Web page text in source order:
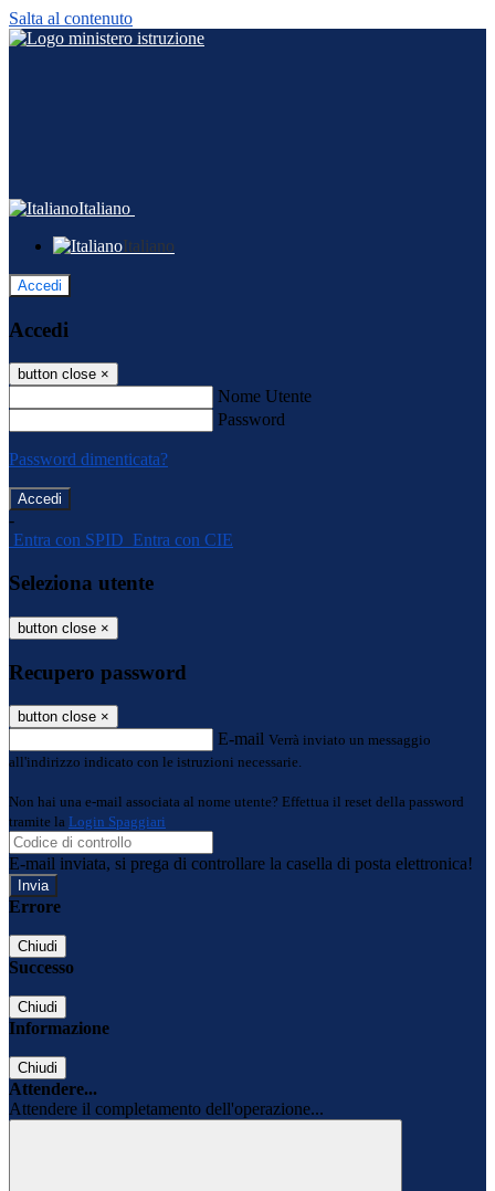
Salta al contenuto
Italiano
Italiano
Accedi
Accedi
button close ×
Nome Utente
Password
Password dimenticata?
-
Entra con SPID Entra con CIE
Seleziona utente
button close ×
Recupero password
button close ×
E-mail Verrà inviato un messaggio
all'indirizzo indicato con le istruzioni necessarie.
Non hai una e-mail associata al nome utente? Effettua il reset della password
tramite la Login Spaggiari
E-mail inviata, si prega di controllare la casella di posta elettronica!
Errore
Chiudi
Successo
Chiudi
Informazione
Chiudi
Attendere...
Attendere il completamento dell'operazione...